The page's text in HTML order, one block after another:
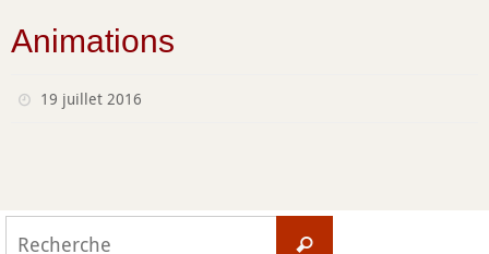
Animations
19 juillet 2016
Recherche